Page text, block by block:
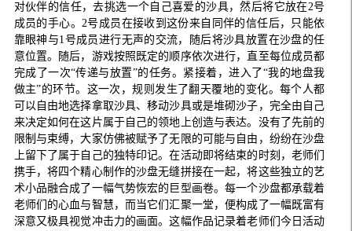
对伙伴的信任，去挑选一个自己喜爱的沙具，然后将它放在2号
成员的手心。2号成员在接收到这份来自同伴的信任后，只能依
靠眼神与1号成员进行无声的交流，随后将沙具放置在沙盘的任
意位置。随后，游戏按照既定的顺序依次进行，直至每位成员都
完成了一次“传递与放置”的任务。紧接着，进入了“我的地盘我
做主”的环节。这一次，规则发生了翻天覆地的变化。每个人都
可以自由地选择拿取沙具、移动沙具或是堆砌沙子，完全由自己
来决定如何在这片属于自己的领地上创造与表达。没有了先前的
限制与束缚，大家仿佛被赋予了无限的可能与自由，纷纷在沙盘
上留下了属于自己的独特印记。在活动即将结束的时刻，老师们
携手，将四个精心制作的沙盘无缝拼接在一起，将这些独立的艺
术小品融合成了一幅气势恢宏的巨型画卷。每一个沙盘都承载着
老师们的心血与智慧，而当它们汇聚一堂，便构成了一幅既富有
深意又极具视觉冲击力的画面。这幅作品记录着老师们今日活动